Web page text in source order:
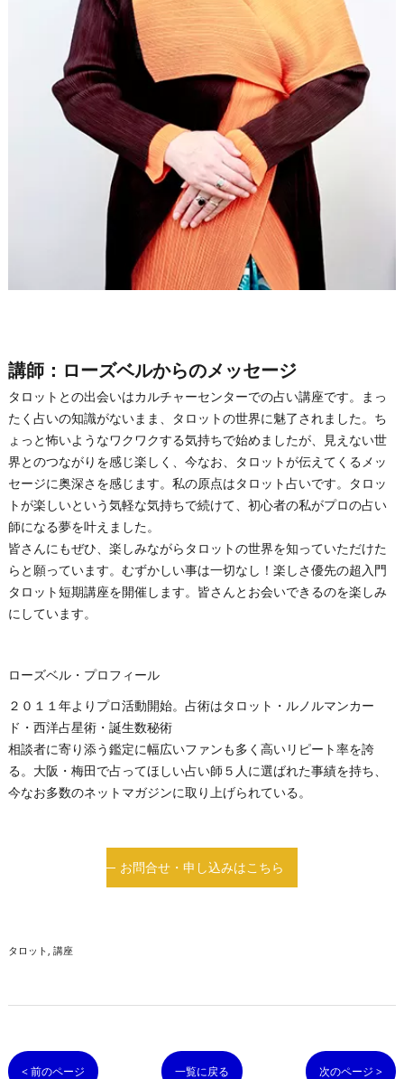
講師：ローズベルからのメッセージ
タロットとの出会いはカルチャーセンターでの占い講座です。まっ
たく占いの知識がないまま、タロットの世界に魅了されました。ち
ょっと怖いようなワクワクする気持ちで始めましたが、見えない世
界とのつながりを感じ楽しく、今なお、タロットが伝えてくるメッ
セージに奥深さを感じます。私の原点はタロット占いです。タロッ
トが楽しいという気軽な気持ちで続けて、初心者の私がプロの占い
師になる夢を叶えました。
皆さんにもぜひ、楽しみながらタロットの世界を知っていただけた
らと願っています。むずかしい事は一切なし！楽しさ優先の超入門
タロット短期講座を開催します。皆さんとお会いできるのを楽しみ
にしています。
ローズベル・プロフィール
２０１１年よりプロ活動開始。占術はタロット・ルノルマンカー
ド・西洋占星術・誕生数秘術
相談者に寄り添う鑑定に幅広いファンも多く高いリピート率を誇
る。大阪・梅田で占ってほしい占い師５人に選ばれた事績を持ち、
今なお多数のネットマガジンに取り上げられている。
お問合せ・申し込みはこちら
タロット 講座
< 前のページ 一覧に戻る 次のページ >